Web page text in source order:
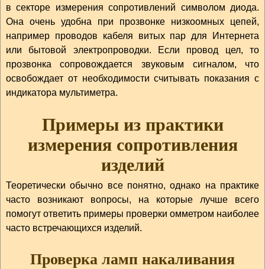
в секторе измерения сопротивлений символом диода.
Она очень удобна при прозвонке низкоомных цепей,
например проводов кабеля витых пар для Интернета
или бытовой электропроводки. Если провод цел, то
прозвонка сопровождается звуковым сигналом, что
освобождает от необходимости считывать показания с
индикатора мультиметра.
Примеры из практики
измерения сопротивления
изделий
Теоретически обычно все понятно, однако на практике
часто возникают вопросы, на которые лучше всего
помогут ответить примеры проверки омметром наиболее
часто встречающихся изделий.
Проверка ламп накаливания